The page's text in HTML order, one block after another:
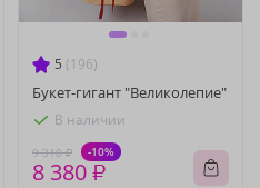
5 (196)
Букет-гигант "Великолепие"
В наличии
9 310 ₽ -10%
8 380 ₽